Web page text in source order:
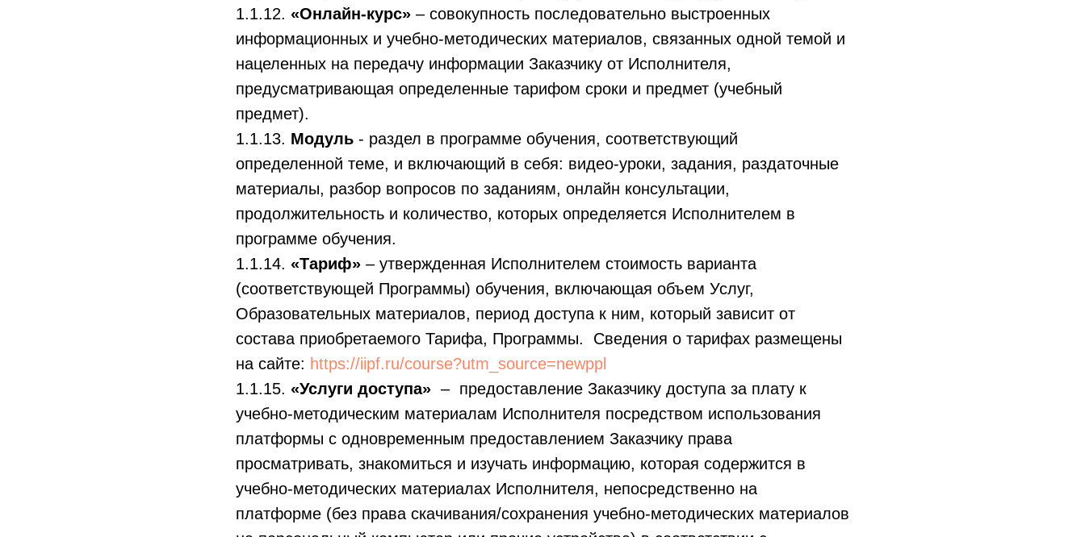
1.1.12. «Онлайн-курс» – совокупность последовательно выстроенных
информационных и учебно-методических материалов, связанных одной темой и
нацеленных на передачу информации Заказчику от Исполнителя,
предусматривающая определенные тарифом сроки и предмет (учебный
предмет).
1.1.13. Модуль - раздел в программе обучения, соответствующий
определенной теме, и включающий в себя: видео-уроки, задания, раздаточные
материалы, разбор вопросов по заданиям, онлайн консультации,
продолжительность и количество, которых определяется Исполнителем в
программе обучения.
1.1.14. «Тариф» – утвержденная Исполнителем стоимость варианта
(соответствующей Программы) обучения, включающая объем Услуг,
Образовательных материалов, период доступа к ним, который зависит от
состава приобретаемого Тарифа, Программы. Сведения о тарифах размещены
на сайте: https://iipf.ru/course?utm_source=newppl
1.1.15. «Услуги доступа» – предоставление Заказчику доступа за плату к
учебно-методическим материалам Исполнителя посредством использования
платформы с одновременным предоставлением Заказчику права
просматривать, знакомиться и изучать информацию, которая содержится в
учебно-методических материалах Исполнителя, непосредственно на
платформе (без права скачивания/сохранения учебно-методических материалов